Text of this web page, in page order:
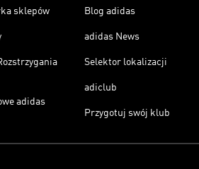
sklepów
adidas
Blog adidas
adidas News
Selektor lokalizacji
adiclub
Przygotuj swój klub